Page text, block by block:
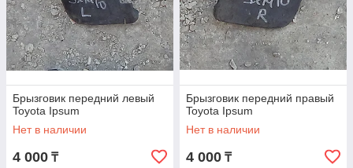
Брызговик передний левый
Toyota Ipsum
Нет в наличии
4 000 ₸
Брызговик передний правый
Toyota Ipsum
Нет в наличии
4 000 ₸